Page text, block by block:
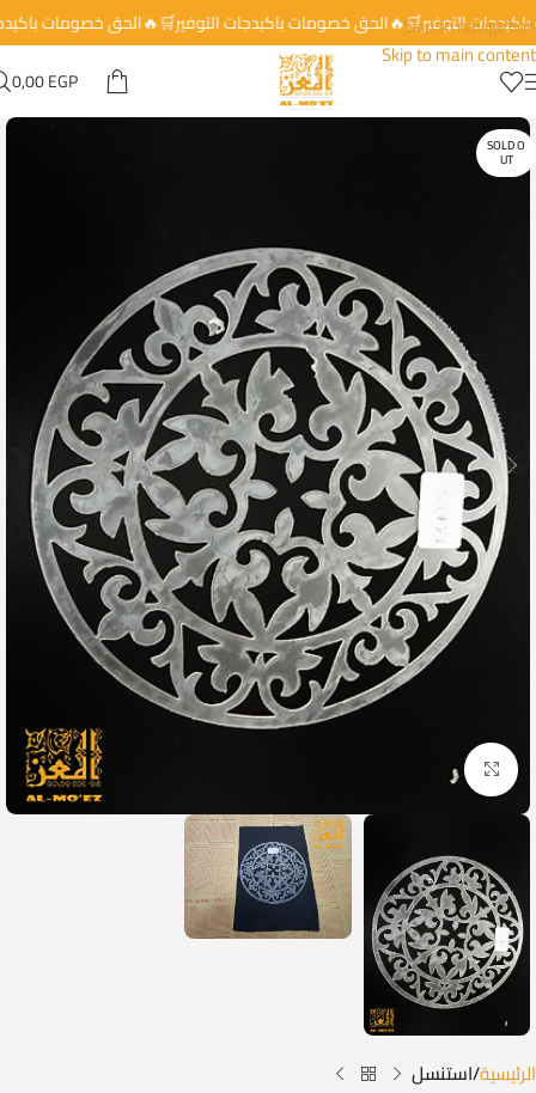
Skip to navigation
Skip to main content
التوفير🛒🔥الحق خصومات باكيدجات التوفير🛒🔥الحق خصومات
0,00EGP
SOLD O
UT
Click to enlarge
الرئيسية استنسل